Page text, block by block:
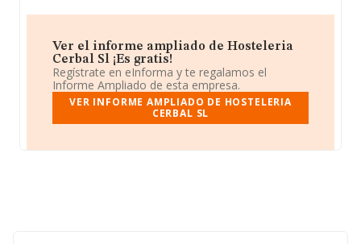
Ver el informe ampliado de Hosteleria
Cerbal Sl ¡Es gratis!
Regístrate en eInforma y te regalamos el
Informe Ampliado de esta empresa.
VER INFORME AMPLIADO DE HOSTELERIA
CERBAL SL